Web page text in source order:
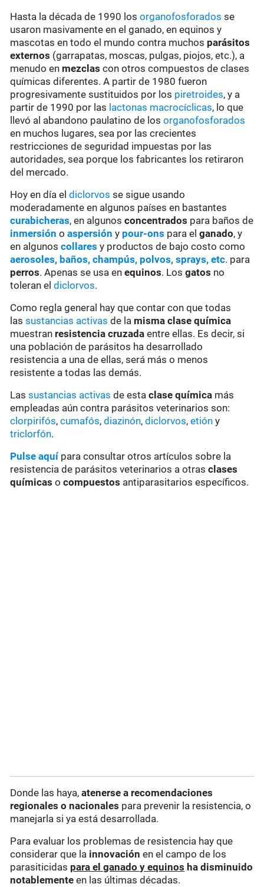
Hasta la década de 1990 losorganofosforados se
usaron masivamente en el ganado, en equinos y
mascotas en todo el mundo contra muchos parásitos
externos (garrapatas, moscas, pulgas, piojos, etc.), a
menudo en mezclas con otros compuestos de clases
químicas diferentes. A partir de 1980 fueron
progresivamente sustituidos por los piretroides, y a
partir de 1990 por las lactonas macrocíclicas, lo que
llevó al abandono paulatino de losorganofosforados
en muchos lugares, sea por las crecientes
restricciones de seguridad impuestas por las
autoridades, sea porque los fabricantes los retiraron
del mercado.
Hoy en día eldiclorvos se sigue usando
moderadamente en algunos países en bastantes
curabicheras, en algunosconcentrados para baños de
inmersión oaspersión y pour-ons para elganado, y
en algunoscollares y productos de bajo costo como
aerosoles, baños, champús, polvos, sprays, etc. para
perros. Apenas se usa enequinos. Losgatos no
toleran eldiclorvos.
Como regla general hay que contar con que todas
lassustancias activas de la misma clase química
muestran resistencia cruzada entre ellas. Es decir, si
una población de parásitos ha desarrollado
resistencia a una de ellas, será más o menos
resistente a todas las demás.
Lassustancias activas de estaclase química más
empleadas aún contra parásitos veterinarios son:
clorpirifós,cumafós,diazinón,diclorvos,etión y
triclorfón.
Pulse aquípara consultar otros artículos sobre la
resistencia de parásitos veterinarios a otrasclases
químicas ocompuestos antiparasitarios específicos.
Donde las haya,atenerse a recomendaciones
regionales o nacionales para prevenir la resistencia, o
manejarla si ya está desarrollada.
Para evaluar los problemas de resistencia hay que
considerar que la innovación en el campo de los
parasiticidas para el ganado y equinos ha disminuido
notablemente en las últimas décadas.